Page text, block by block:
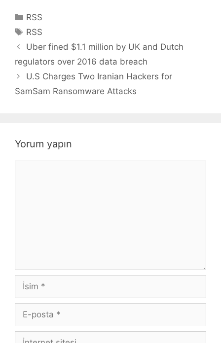
Kategoriler
RSS
Etiketler
RSS
Uber fined $1.1 million by UK and Dutch
regulators over 2016 data breach
U.S Charges Two Iranian Hackers for
SamSam Ransomware Attacks
Yorum yapın
İsim
posta
İnternet